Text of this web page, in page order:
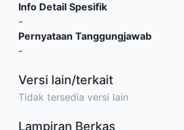
Info Detail Spesifik
-
Pernyataan Tanggungjawab
-
Versi lain/terkait
Tidak tersedia versi lain
Lampiran Berkas